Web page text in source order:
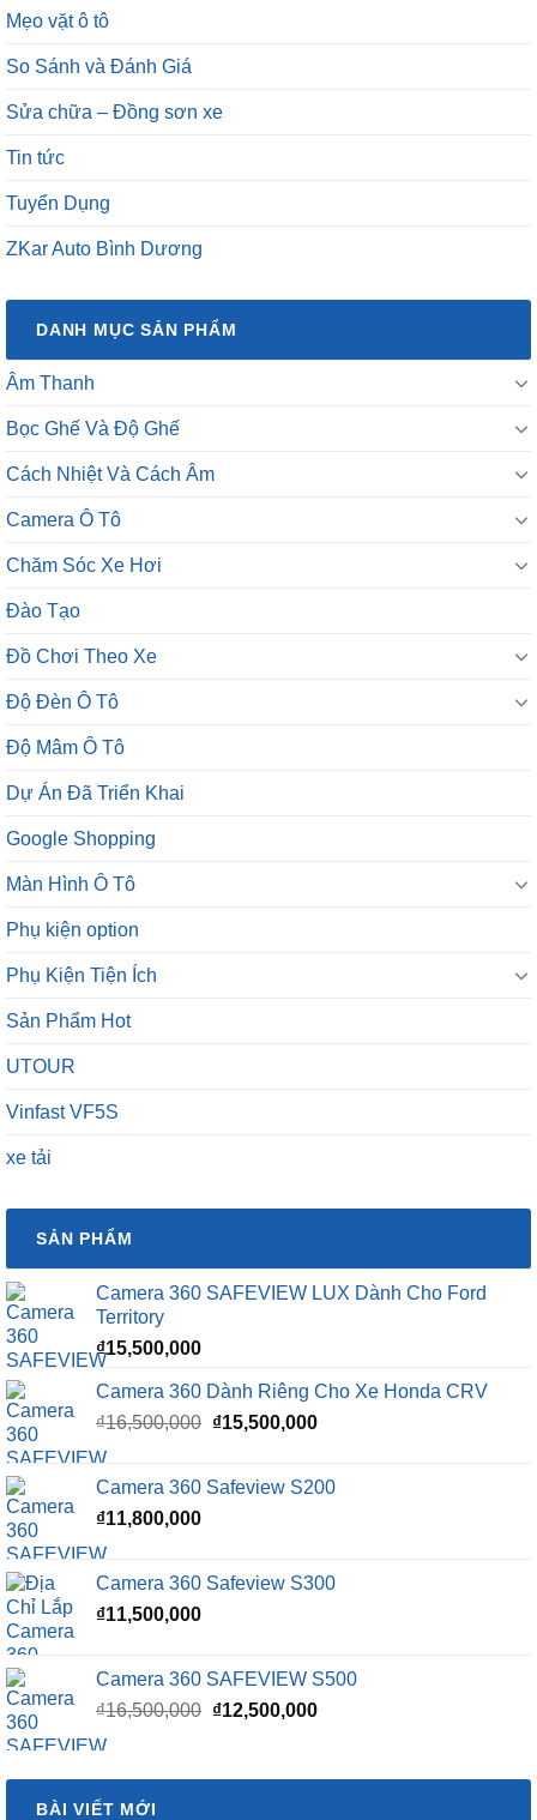
Mẹo vặt ô tô
So Sánh và Đánh Giá
Sửa chữa – Đồng sơn xe
Tin tức
Tuyển Dụng
ZKar Auto Bình Dương
DANH MỤC SẢN PHẨM
Âm Thanh
Bọc Ghế Và Độ Ghế
Cách Nhiệt Và Cách Âm
Camera Ô Tô
Chăm Sóc Xe Hơi
Đào Tạo
Đồ Chơi Theo Xe
Độ Đèn Ô Tô
Độ Mâm Ô Tô
Dự Án Đã Triển Khai
Google Shopping
Màn Hình Ô Tô
Phụ kiện option
Phụ Kiện Tiện Ích
Sản Phẩm Hot
UTOUR
Vinfast VF5S
xe tải
SẢN PHẨM
Camera 360 SAFEVIEW LUX Dành Cho Ford
Territory
₫15,500,000
Camera 360 Dành Riêng Cho Xe Honda CRV
₫16,500,000 Giá
₫16,500,000.
₫15,500,000Giá
là:
Camera 360 Safeview S200
₫11,800,000
Camera 360 Safeview S300
₫11,500,000
Camera 360 SAFEVIEW S500
₫16,500,000 Giá
₫16,500,000.
₫12,500,000Giá
là:
BÀI VIẾT MỚI